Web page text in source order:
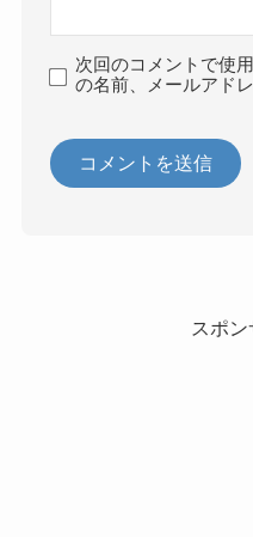
次回のコメントで使
の名前、メールアド
スポン